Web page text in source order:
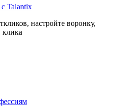
с Talantix
настройте воронку,
клика